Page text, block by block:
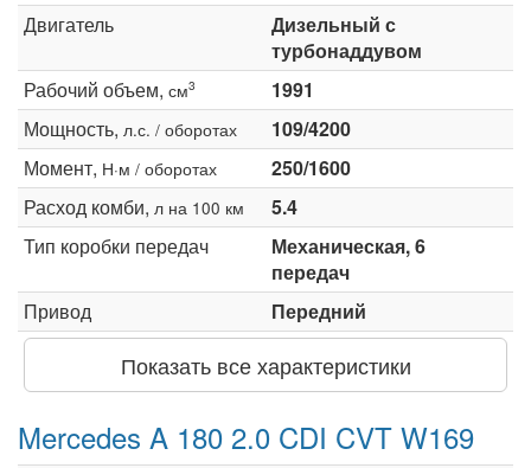
Двигатель
Дизельный с
турбонаддувом
Рабочий объем, см3
1991
Мощность, л.с. / оборотах
109/4200
Момент, Н·м / оборотах
250/1600
Расход комби, л на 100 км
5.4
Тип коробки передач
Механическая, 6
передач
Привод
Передний
Показать все характеристики
Mercedes A 180 2.0 CDI CVT W169